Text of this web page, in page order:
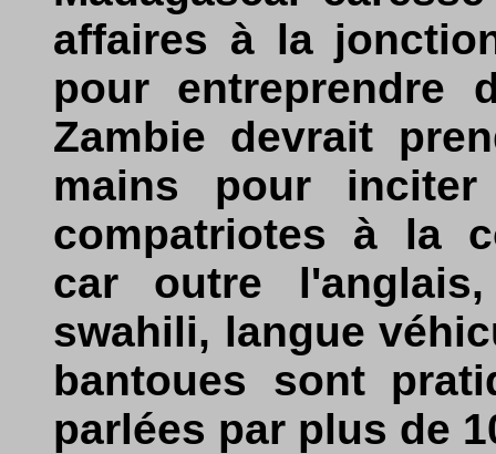
affaires à la
pour entreprendre
Zambie devrait
mains pour
compatriotes à la
car outre
swahili, langue
bantoues sont
parlées par plus de